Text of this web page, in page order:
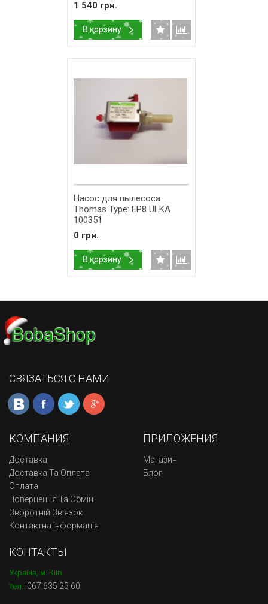
1 540 грн.
В корзину
Насос для пылесоса
Thomas Type: EP8 ULKA
100351
0 грн.
В корзину
СВЯЗАТЬСЯ С НАМИ
КОМПАНИЯ
Доставка
Доставка Та Оплата
Оплата
Повернення Та Обмін
Зворотній Зв'язок
Контактна Інформація
ПРИЛОЖЕНИЯ
Магазин
Блог
КОНТАКТЫ
Україна, м. Кіїв
Тел.: 067 635 25 60